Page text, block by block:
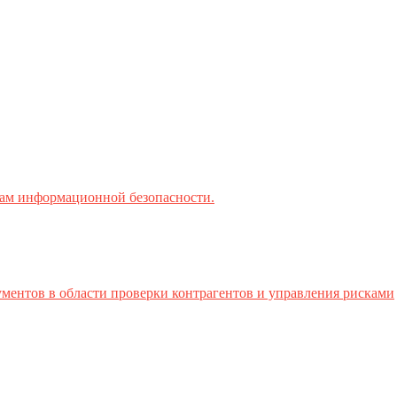
информационной безопасности.
в области проверки контрагентов и управления рисками